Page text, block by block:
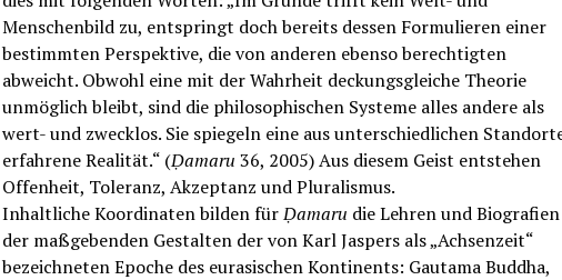
Menschenbild zu, entspringt doch bereits dessen Formulieren einer
bestimmten Perspektive, die von anderen ebenso berechtigten
abweicht. Obwohl eine mit der Wahrheit deckungsgleiche Theorie
unmöglich bleibt, sind die philosophischen Systeme alles andere als
wert- und zwecklos. Sie spiegeln eine aus unterschiedlichen
erfahrene Realität.“ (Ḍamaru 36, 2005) Aus diesem Geist entstehen
Offenheit, Toleranz, Akzeptanz und Pluralismus.
Inhaltliche Koordinaten bilden fürḌamaru die Lehren und Biografien
der maßgebenden Gestalten der von Karl Jaspers als „Achsenzeit“
bezeichneten Epoche des eurasischen Kontinents: Gautama Buddha,